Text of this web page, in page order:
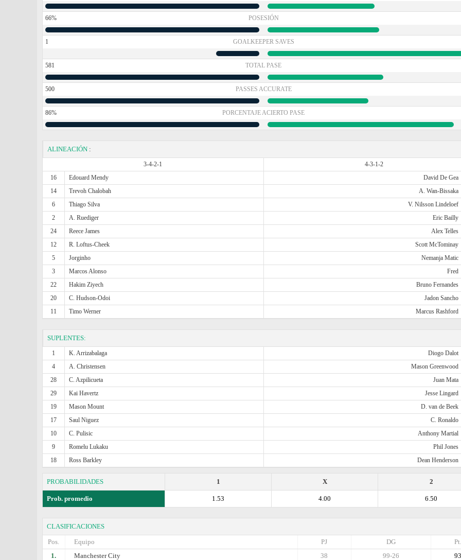
66% POSESIÓN
1 GOALKEEPER SAVES
581 TOTAL PASE
500 PASSES ACCURATE
86% PORCENTAJE ACIERTO PASE
ALINEACIÓN :
3-4-2-1
4-3-1-2
16
Edouard Mendy David De Gea
14
Trevoh Chalobah A. Wan-Bissaka
6
Thiago Silva V. Nilsson Lindeloef
2
A. Ruediger Eric Bailly
24
Reece James Alex Telles
12
R. Loftus-Cheek Scott McTominay
5
Jorginho Nemanja Matic
3
Marcos Alonso Fred
22
Hakim Ziyech Bruno Fernandes
20
C. Hudson-Odoi Jadon Sancho
11
Timo Werner Marcus Rashford
SUPLENTES:
1 K. Arrizabalaga Diogo Dalot
4
A. Christensen Mason Greenwood
28
C. Azpilicueta Juan Mata
29
Kai Havertz Jesse Lingard
19
Mason Mount D. van de Beek
17
Saul Niguez C. Ronaldo
10
C. Pulisic Anthony Martial
9
Romelu Lukaku Phil Jones
18
Ross Barkley Dean Henderson
PROBABILIDADES 2
X
1
Prob. promedio 6.50
4.00
1.53
CLASIFICACIONES
Pos.
Equipo Pt.
DG
PJ
1.
Manchester City 93
99-26
38